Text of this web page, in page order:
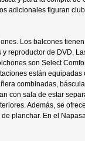
adicionales figuran
Los balcones
reproductor de DVD.
son Select
están equipadas
combinadas,
con sala de estar
Además, se
planchar. En el